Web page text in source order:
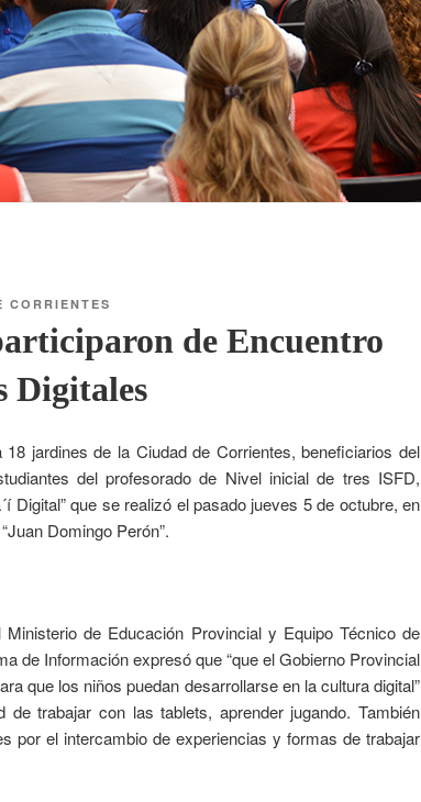
CORRIENTES
de Encuentro
Digitales
jardines de la Ciudad de Corrientes, beneficiarios del
del profesorado de Nivel inicial de tres ISFD,
Digital” que se realizó el pasado jueves 5 de octubre, en
Domingo Perón”.
de Educación Provincial y Equipo Técnico de
de Información expresó que “que el Gobierno Provincial
que los niños puedan desarrollarse en la cultura digital”
trabajar con las tablets, aprender jugando. También
por el intercambio de experiencias y formas de trabajar